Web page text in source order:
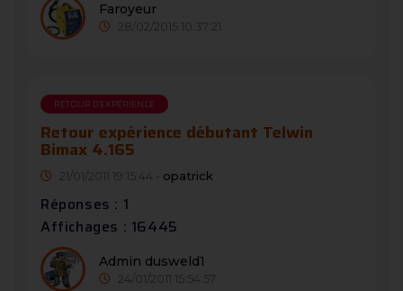
Faroyeur
28/02/2015 10:37:21
RETOUR D'EXPÉRIENCE
Retour expérience débutant Telwin
Bimax 4.165
21/01/2011 19:15:44 - opatrick
Réponses : 1
Affichages : 16445
Admin dusweld1
24/01/2011 15:54:57